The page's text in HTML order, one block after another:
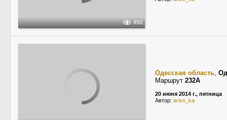
450
Одесская область,
Маршрут 232А
20 июня 2014 г., пятница
Автор: ariss_ka